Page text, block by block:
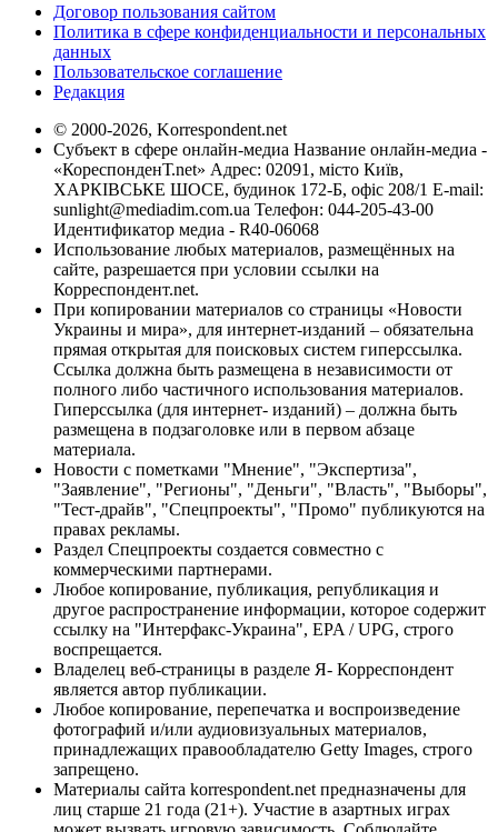
Договор пользования сайтом
Политика в сфере конфиденциальности и персональных
данных
Пользовательское соглашение
Редакция
© 2000-2026, Korrespondent.net
Субъект в сфере онлайн-медиа Название онлайн-медиа -
«КореспонденТ.net» Адрес: 02091, місто Київ,
ХАРКІВСЬКЕ ШОСЕ, будинок 172-Б, офіс 208/1 E-mail:
sunlight@mediadim.com.ua Телефон: 044-205-43-00
Идентификатор медиа - R40-06068
Использование любых материалов, размещённых на
сайте, разрешается при условии ссылки на
Корреспондент.net.
При копировании материалов со страницы «Новости
Украины и мира», для интернет-изданий – обязательна
прямая открытая для поисковых систем гиперссылка.
Ссылка должна быть размещена в независимости от
полного либо частичного использования материалов.
Гиперссылка (для интернет- изданий) – должна быть
размещена в подзаголовке или в первом абзаце
материала.
Новости с пометками "Мнение", "Экспертиза",
"Заявление", "Регионы", "Деньги", "Власть", "Выборы",
"Тест-драйв", "Спецпроекты", "Промо" публикуются на
правах рекламы.
Раздел Спецпроекты создается совместно с
коммерческими партнерами.
Любое копирование, публикация, републикация и
другое распространение информации, которое содержит
ссылку на "Интерфакс-Украина", EPA / UPG, строго
воспрещается.
Владелец веб-страницы в разделе Я- Корреспондент
является автор публикации.
Любое копирование, перепечатка и воспроизведение
фотографий и/или аудиовизуальных материалов,
принадлежащих правообладателю Getty Images, строго
запрещено.
Материалы сайта korrespondent.net предназначены для
лиц старше 21 года (21+). Участие в азартных играх